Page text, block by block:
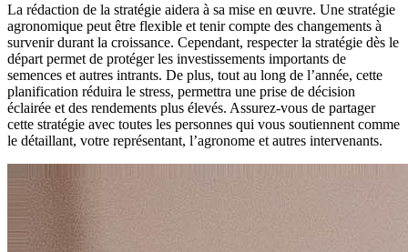
La rédaction de la stratégie aidera à sa mise en œuvre. Une stratégie
agronomique peut être flexible et tenir compte des changements à
survenir durant la croissance. Cependant, respecter la stratégie dès le
départ permet de protéger les investissements importants de
semences et autres intrants. De plus, tout au long de l’année, cette
planification réduira le stress, permettra une prise de décision
éclairée et des rendements plus élevés. Assurez-vous de partager
cette stratégie avec toutes les personnes qui vous soutiennent comme
le détaillant, votre représentant, l’agronome et autres intervenants.